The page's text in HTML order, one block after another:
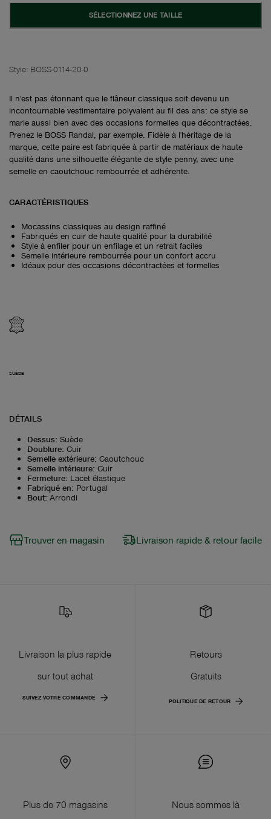
SÉLECTIONNEZ UNE TAILLE
Style: BOSS-0114-20-0
Il n'est pas étonnant que le flâneur classique soit devenu un
incontournable vestimentaire polyvalent au fil des ans: ce style se
marie aussi bien avec des occasions formelles que décontractées.
Prenez le BOSS Randal, par exemple. Fidèle à l'héritage de la
marque, cette paire est fabriquée à partir de matériaux de haute
qualité dans une silhouette élégante de style penny, avec une
semelle en caoutchouc rembourrée et adhérente.
CARACTÉRISTIQUES
Mocassins classiques au design raffiné
Fabriqués en cuir de haute qualité pour la durabilité
Style à enfiler pour un enfilage et un retrait faciles
Semelle intérieure rembourrée pour un confort accru
Idéaux pour des occasions décontractées et formelles
SUÈDE
DÉTAILS
Dessus: Suède
Doublure: Cuir
Semelle extérieure: Caoutchouc
Semelle intérieure: Cuir
Fermeture: Lacet élastique
Fabriqué en: Portugal
Bout: Arrondi
Trouver en magasin Livraison rapide & retour facile
Livraison la plus rapide
sur tout achat
SUIVEZ VOTRE COMMANDE
Retours
Gratuits
POLITIQUE DE RETOUR
Plus de 70 magasins
Nous sommes là